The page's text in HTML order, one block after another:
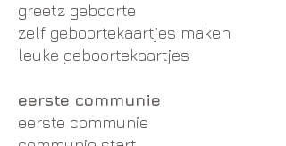
greetz geboorte
zelf geboortekaartjes maken
leuke geboortekaartjes
eerste communie
eerste communie